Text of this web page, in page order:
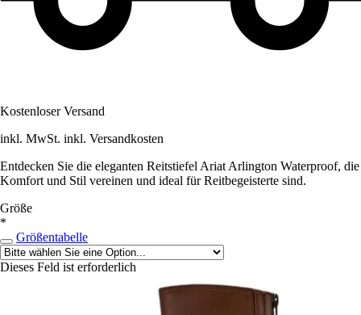
Kostenloser Versand
inkl. MwSt. inkl. Versandkosten
Entdecken Sie die eleganten Reitstiefel Ariat Arlington Waterproof, die
Komfort und Stil vereinen und ideal für Reitbegeisterte sind.
Größe
*
Größentabelle
Dieses Feld ist erforderlich